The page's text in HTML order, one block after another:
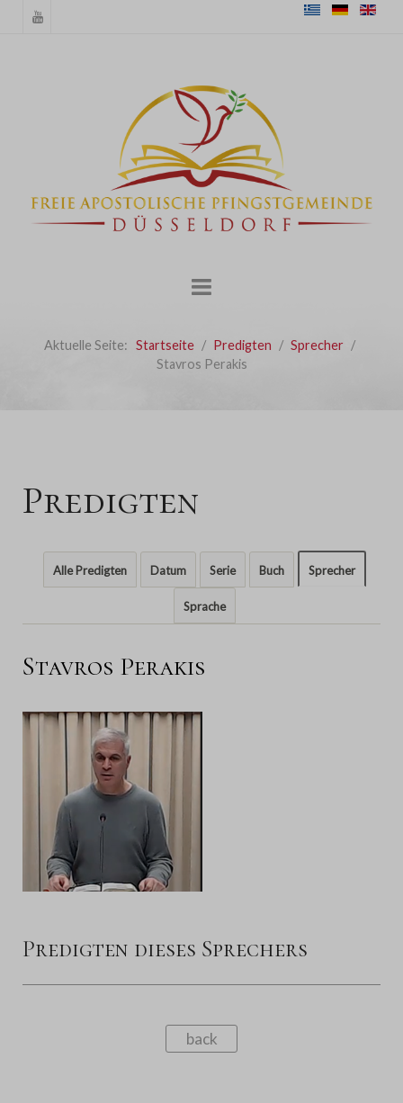
Aktuelle Seite: Startseite Predigten
Sprecher
Stavros Perakis
Predigten
Alle Predigten Datum Serie Buch Sprecher
Sprache
Stavros Perakis
Predigten dieses Sprechers
back